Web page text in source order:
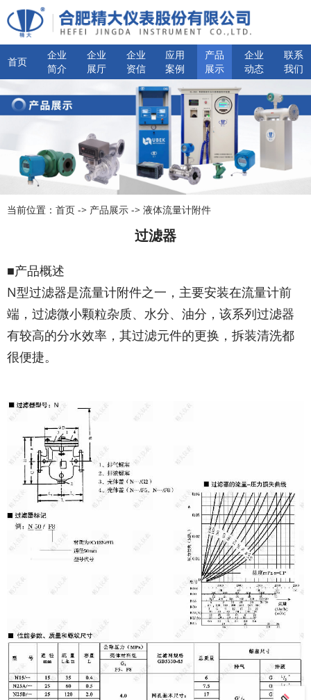
首页
企业
简介
企业
展厅
企业
资信
应用
案例
产品
展示
企业
动态
联系
我们
当前位置： 首页 -> 产品展示 -> 液体流量计附件
过滤器
■产品概述
N型过滤器是流量计附件之一，主要安装在流量计前
端，过滤微小颗粒杂质、水分、油分，该系列过滤器
有较高的分水效率，其过滤元件的更换，拆装清洗都
很便捷。